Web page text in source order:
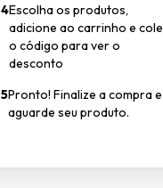
4Escolha os produtos,
adicione ao carrinho e cole
o código para ver o
desconto
5Pronto! Finalize a compra e
aguarde seu produto.